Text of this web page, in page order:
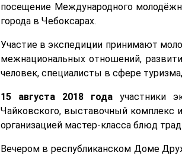
посещение Международного
города в Чебоксарах.
Участие в экспедиции принимают
межнациональных отношений,
человек, специалисты в сфере
15 августа 2018 годаучастники
Чайковского, выставочный комплекс
организацией мастер-класса блюд
Вечером в республиканском Доме